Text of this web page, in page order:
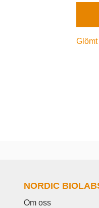
NORDIC
Om oss